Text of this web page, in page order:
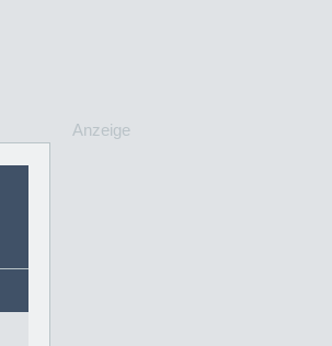
Anzeige